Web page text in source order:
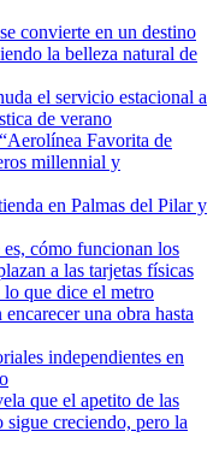
convierte en un destino
la belleza natural de
el servicio estacional a
de verano
Favorita de
millennial y
en Palmas del Pilar y
cómo funcionan los
a las tarjetas físicas
que dice el metro
una obra hasta
independientes en
que el apetito de las
sigue creciendo, pero la